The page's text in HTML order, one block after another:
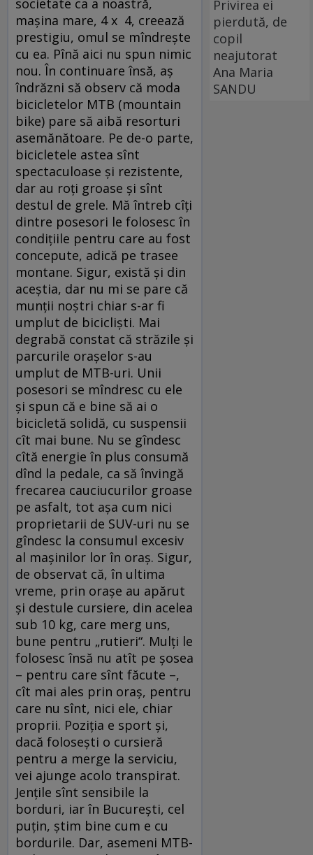
maşina mare, 4 x 4, creează
prestigiu, omul se mîndreşte
cu ea. Pînă aici nu spun nimic
nou. În continuare însă, aş
îndrăzni să observ că moda
bicicletelor MTB (mountain
bike) pare să aibă resorturi
asemănătoare. Pe de-o parte,
bicicletele astea sînt
spectaculoase şi rezistente,
dar au roţi groase şi sînt
destul de grele. Mă întreb cîţi
dintre posesori le folosesc în
condiţiile pentru care au fost
concepute, adică pe trasee
montane. Sigur, există şi din
aceştia, dar nu mi se pare că
munţii noştri chiar s-ar fi
umplut de biciclişti. Mai
degrabă constat că străzile şi
parcurile oraşelor s-au
umplut de MTB-uri. Unii
posesori se mîndresc cu ele
şi spun că e bine să ai o
bicicletă solidă, cu suspensii
cît mai bune. Nu se gîndesc
cîtă energie în plus consumă
dînd la pedale, ca să învingă
frecarea cauciucurilor groase
pe asfalt, tot aşa cum nici
proprietarii de SUV-uri nu se
gîndesc la consumul excesiv
al maşinilor lor în oraş. Sigur,
de observat că, în ultima
vreme, prin oraşe au apărut
şi destule cursiere, din acelea
sub 10 kg, care merg uns,
bune pentru „rutieri“. Mulţi le
folosesc însă nu atît pe şosea
– pentru care sînt făcute –,
cît mai ales prin oraş, pentru
care nu sînt, nici ele, chiar
proprii. Poziţia e sport şi,
dacă foloseşti o cursieră
pentru a merge la serviciu,
vei ajunge acolo transpirat.
Jenţile sînt sensibile la
borduri, iar în Bucureşti, cel
puţin, ştim bine cum e cu
bordurile. Dar, asemeni MTB-
Privirea ei
pierdută, de
copil
neajutorat
Ana Maria
SANDU